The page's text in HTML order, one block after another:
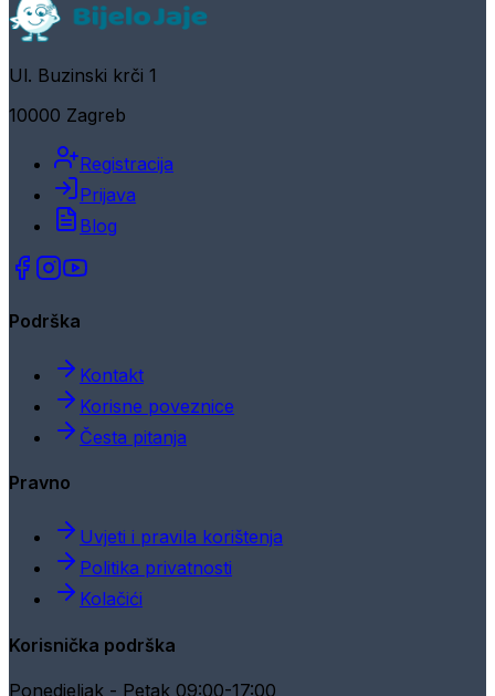
Ul. Buzinski krči 1
10000 Zagreb
Registracija
Prijava
Blog
Podrška
Kontakt
Korisne poveznice
Česta pitanja
Pravno
Uvjeti i pravila korištenja
Politika privatnosti
Kolačići
Korisnička podrška
Ponedjeljak - Petak 09:00-17:00